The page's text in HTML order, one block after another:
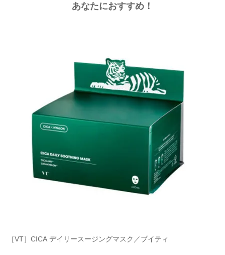
あなたにおすすめ！
［VT］CICA デイリースージングマスク／ブイティ